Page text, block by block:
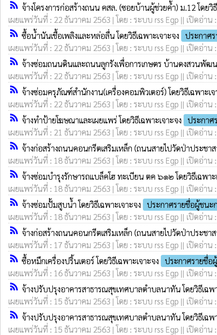
rss_feed จ้างโครงการก่อสร้างถนน คสล. (ซอยบ้านผู้ช่วยค้ำ) ม.12 โดยวิ
เผยแพร่วันที่ : 22 ธันวาคม 2563 | โดย : ระบบ rss Egp || เปิดอ่าน
rss_feed ซื้อน้ำนันเชื้อเพลิงและหล่อลื่น โดยวิธีเฉพาะเจาะจง
ประกาศ
เผยแพร่วันที่ : 22 ธันวาคม 2563 | โดย : ระบบ rss Egp || เปิดอ่าน
rss_feed จ้างซ่อมถนนดินและถนนลูกรังเพื่อการเกษตร บ้านดงสวนพัฒ
เผยแพร่วันที่ : 22 ธันวาคม 2563 | โดย : ระบบ rss Egp || เปิดอ่าน
rss_feed จ้างซ่อมครุภัณฑ์สำนักงาน(เครื่องคอมพิวเตอร์) โดยวิธีเฉพาะเ
เผยแพร่วันที่ : 22 ธันวาคม 2563 | โดย : ระบบ rss Egp || เปิดอ่าน
rss_feed จ้างทำป้ายโฆษณาและเผยแพร่ โดยวิธีเฉพาะเจาะจง
ประกาศ
เผยแพร่วันที่ : 21 ธันวาคม 2563 | โดย : ระบบ rss Egp || เปิดอ่าน
rss_feed จ้างก่อสร้างถนนคอนกรีตเสริมเหล็ก (ถนนสายไปวัดป่าประชา
เผยแพร่วันที่ : 18 ธันวาคม 2563 | โดย : ระบบ rss Egp || เปิดอ่าน
rss_feed จ้างซ่อมบำรุงรักษารถแบล็คโฮ ทะเบียน ตค ๖๑๒ โดยวิธีเฉพาะ
เผยแพร่วันที่ : 18 ธันวาคม 2563 | โดย : ระบบ rss Egp || เปิดอ่าน
rss_feed จ้างซ่อมปั้มสูบน้ำ โดยวิธีเฉพาะเจาะจง
ประกาศรายชื่อผู้ชนะ
เผยแพร่วันที่ : 18 ธันวาคม 2563 | โดย : ระบบ rss Egp || เปิดอ่าน
rss_feed จ้างก่อสร้างถนนคอนกรีตเสริมเหล็ก (ถนนสายไปวัดป่าประชา
เผยแพร่วันที่ : 17 ธันวาคม 2563 | โดย : ระบบ rss Egp || เปิดอ่าน
rss_feed ซื้อหมึกเครื่องปริ้นเตอร์ โดยวิธีเฉพาะเจาะจง
ประกาศรายชื่อ
เผยแพร่วันที่ : 16 ธันวาคม 2563 | โดย : ระบบ rss Egp || เปิดอ่าน
rss_feed จ้างปรับปรุงอาคารสาธารณสุขเทศบาลตำบลนาทัน โดยวิธีเฉพ
เผยแพร่วันที่ : 15 ธันวาคม 2563 | โดย : ระบบ rss Egp || เปิดอ่าน
rss_feed จ้างปรับปรุงอาคารสาธารณสุขเทศบาลตำบลนาทัน โดยวิธีเฉพ
เผยแพร่วันที่ : 15 ธันวาคม 2563 | โดย : ระบบ rss Egp || เปิดอ่าน